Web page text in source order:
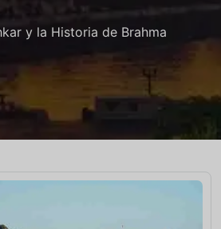
y la Historia de Brahma